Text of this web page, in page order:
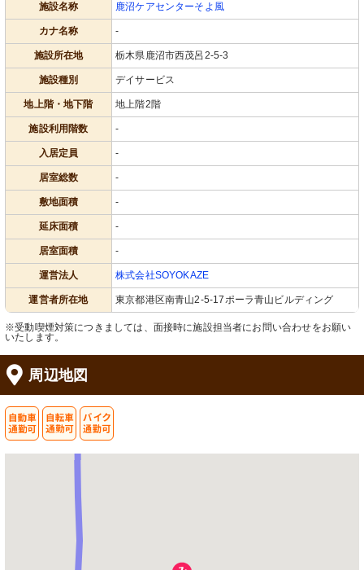
トイレ
手すり付きで安全性に配慮された清潔
な洗面空間です。明るくて使いやすそ
うですね。
清潔感のあふれる浴室には、利用者の
安全を考慮した設備が整っています。
温かみのある木目調で整えられたエン
トランス。利用者のための郵便受けが
並んでいます。
安全かつ快適な入浴を支える設備が整
居室
清潔感のある洗面スペースが整ってお
り、快適な日常生活をサポートしま
施設名称 鹿沼ケアセンターそよ風
カナ名称 -
施設所在地 栃木県鹿沼市西茂呂2-5-3
施設種別 デイサービス
地上階・地下階 地上階2階
施設利用階数 -
入居定員 -
居室総数 -
敷地面積 -
延床面積 -
居室面積 -
運営法人 株式会社SOYOKAZE
運営者所在地 東京都港区南青山2-5-17ポーラ青山ビルディング
※受動喫煙対策につきましては、面接時に施設担当者にお問い合わせをお願い
いたします。
周辺地図